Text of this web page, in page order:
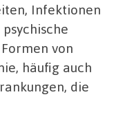
Infektionen
von
häufig auch
die